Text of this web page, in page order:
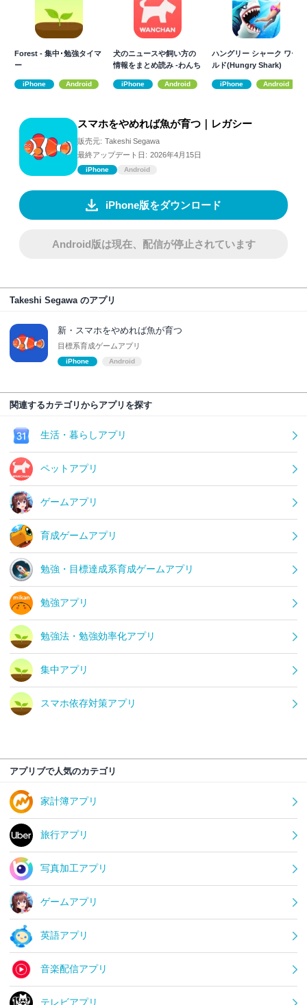
Forest - 集中･勉強タイマ
ー
iPhone Android
犬のニュースや飼い方の
情報をまとめ読み -わんち
iPhone Android
ハングリー シャーク ワー
ルド(Hungry Shark)
iPhone Android
スマホをやめれば魚が育つ｜レガシー
販売元: Takeshi Segawa
最終アップデート日: 2026年4月15日
iPhone Android
iPhone版をダウンロード
Android版は現在、配信が停止されています
Takeshi Segawa のアプリ
新・スマホをやめれば魚が育つ
目標系育成ゲームアプリ
iPhone Android
関連するカテゴリからアプリを探す
生活・暮らしアプリ
ペットアプリ
ゲームアプリ
育成ゲームアプリ
勉強・目標達成系育成ゲームアプリ
勉強アプリ
勉強法・勉強効率化アプリ
集中アプリ
スマホ依存対策アプリ
アプリブで人気のカテゴリ
家計簿アプリ
旅行アプリ
写真加工アプリ
ゲームアプリ
英語アプリ
音楽配信アプリ
テレビアプリ